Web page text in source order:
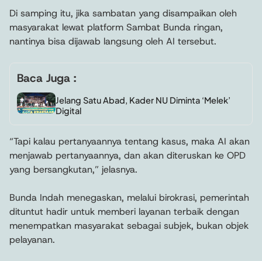
Di samping itu, jika sambatan yang disampaikan oleh
masyarakat lewat platform Sambat Bunda ringan,
nantinya bisa dijawab langsung oleh AI tersebut.
Baca Juga :
Jelang Satu Abad, Kader NU Diminta ‘Melek’
Digital
“Tapi kalau pertanyaannya tentang kasus, maka AI akan
menjawab pertanyaannya, dan akan diteruskan ke OPD
yang bersangkutan,” jelasnya.
Bunda Indah menegaskan, melalui birokrasi, pemerintah
dituntut hadir untuk memberi layanan terbaik dengan
menempatkan masyarakat sebagai subjek, bukan objek
pelayanan.